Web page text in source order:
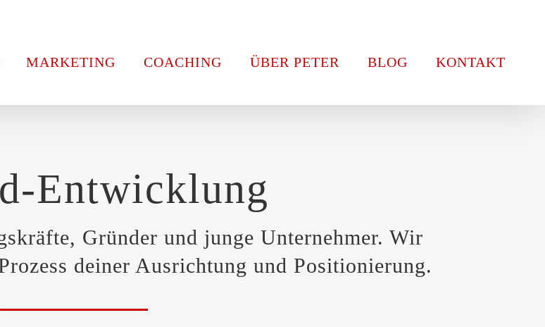
MARKETING COACHING ÜBER PETER BLOG KONTAKT
Entwicklung
Gründer und junge Unternehmer. Wir
deiner Ausrichtung und Positionierung.